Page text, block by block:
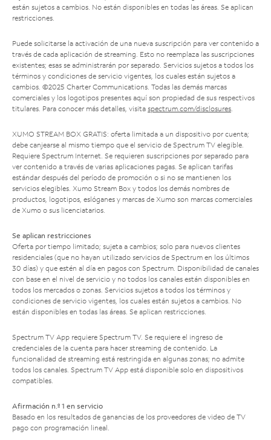
están sujetos a cambios. No están disponibles en todas las áreas. Se aplican
restricciones.
Puede solicitarse la activación de una nueva suscripción para ver contenido a
través de cada aplicación de streaming. Esto no reemplaza las suscripciones
existentes; esas se administrarán por separado. Servicios sujetos a todos los
términos y condiciones de servicio vigentes, los cuales están sujetos a
cambios. ©2025 Charter Communications. Todas las demás marcas
comerciales y los logotipos presentes aquí son propiedad de sus respectivos
titulares. Para conocer más detalles, visita spectrum.com/disclosures.
XUMO STREAM BOX GRATIS: oferta limitada a un dispositivo por cuenta;
debe canjearse al mismo tiempo que el servicio de Spectrum TV elegible.
Requiere Spectrum Internet. Se requieren suscripciones por separado para
ver contenido a través de varias aplicaciones pagas. Se aplican tarifas
estándar después del período de promoción o si no se mantienen los
servicios elegibles. Xumo Stream Box y todos los demás nombres de
productos, logotipos, eslóganes y marcas de Xumo son marcas comerciales
de Xumo o sus licenciatarios.
Se aplican restricciones
Oferta por tiempo limitado; sujeta a cambios; solo para nuevos clientes
residenciales (que no hayan utilizado servicios de Spectrum en los últimos
30 días) y que estén al día en pagos con Spectrum. Disponibilidad de canales
con base en el nivel de servicio y no todos los canales están disponibles en
todos los mercados o zonas. Servicios sujetos a todos los términos y
condiciones de servicio vigentes, los cuales están sujetos a cambios. No
están disponibles en todas las áreas. Se aplican restricciones.
Spectrum TV App requiere Spectrum TV. Se requiere el ingreso de
credenciales de la cuenta para hacer streaming de contenido. La
funcionalidad de streaming está restringida en algunas zonas; no admite
todos los canales. Spectrum TV App está disponible solo en dispositivos
compatibles.
Afirmación n.º 1 en servicio
Basado en los resultados de ganancias de los proveedores de video de TV
pago con programación lineal.